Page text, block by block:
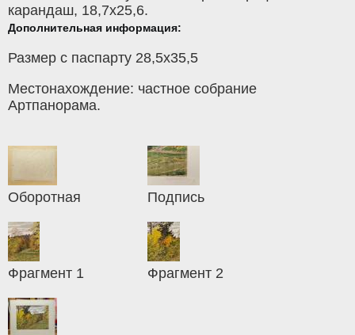
карандаш, 18,7x25,6.
Дополнительная информация:
Размер с паспарту 28,5х35,5
Местонахождение: частное собрание
Артпанорама.
Оборотная Подпись
Фрагмент 1 Фрагмент 2